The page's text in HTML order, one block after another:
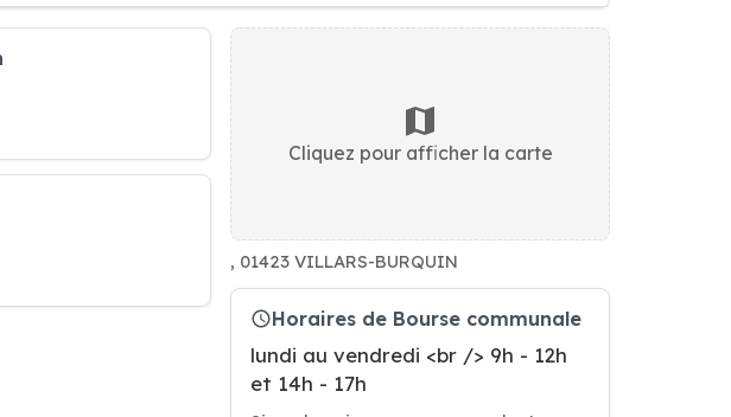
Cliquez pour afficher la carte
, 01423 VILLARS-BURQUIN
Horaires de Bourse communale
lundi au vendredi <br /> 9h - 12h
et 14h - 17h